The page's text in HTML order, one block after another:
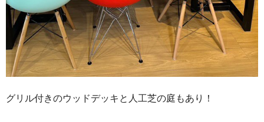
グリル付きのウッドデッキと人工芝の庭もあり！